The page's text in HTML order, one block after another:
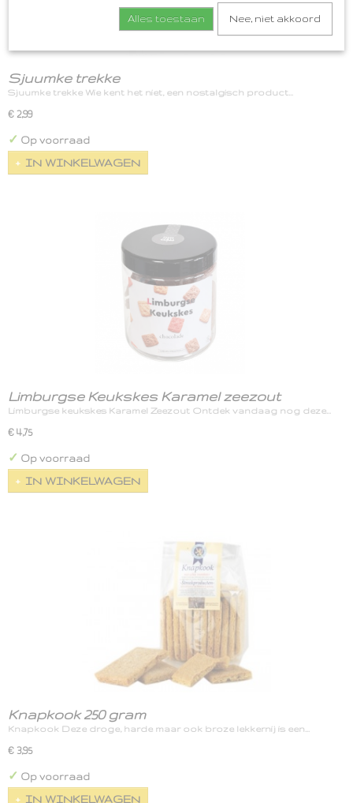
Sjuumke trekke
Sjuumke trekke Wie kent het niet, een nostalgisch product…
€ 2,99
✓ Op voorraad
IN WINKELWAGEN
Limburgse Keukskes Karamel zeezout
Limburgse keukskes Karamel Zeezout Ontdek vandaag nog deze…
€ 4,75
✓ Op voorraad
IN WINKELWAGEN
Knapkook 250 gram
Knapkook Deze droge, harde maar ook broze lekkernij is een…
€ 3,95
✓ Op voorraad
IN WINKELWAGEN
Alles toestaan Nee, niet akkoord